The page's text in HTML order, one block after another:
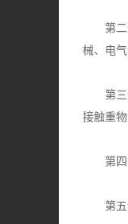
第
械、电
第
接触重
第
第